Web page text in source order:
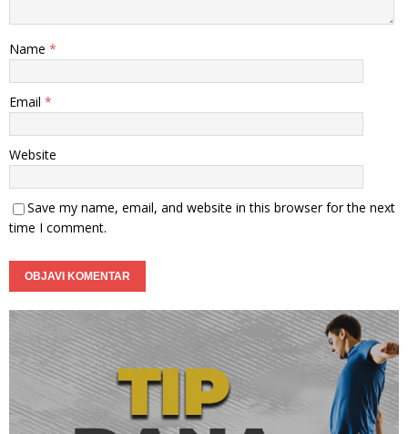
Name *
Email *
Website
Save my name, email, and website in this browser for the next
time I comment.